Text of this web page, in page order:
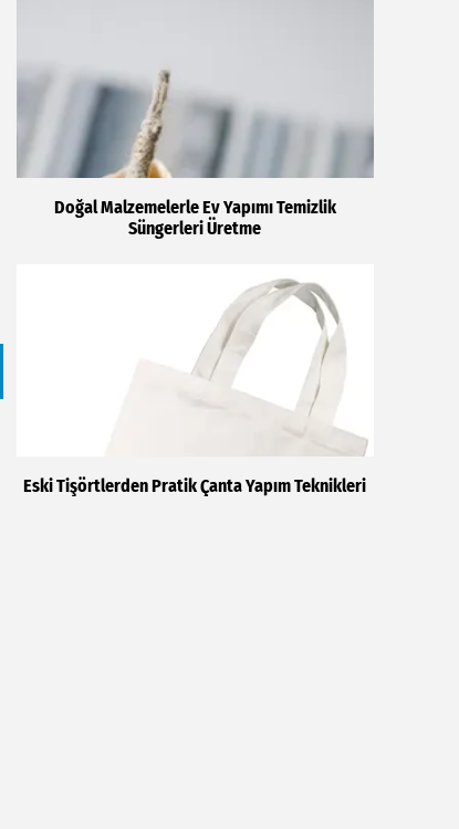
Doğal Malzemelerle Ev Yapımı Temizlik
Süngerleri Üretme
Eski Tişörtlerden Pratik Çanta Yapım Teknikleri